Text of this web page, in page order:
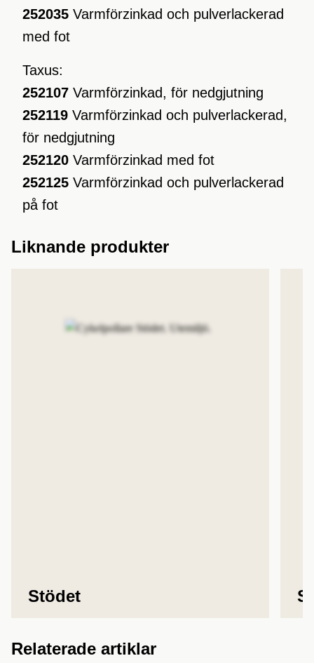
252035 Varmförzinkad och pulverlackerad
med fot
Taxus:
252107 Varmförzinkad, för nedgjutning
252119 Varmförzinkad och pulverlackerad,
för nedgjutning
252120 Varmförzinkad med fot
252125 Varmförzinkad och pulverlackerad
på fot
Liknande produkter
Stödet
Relaterade artiklar